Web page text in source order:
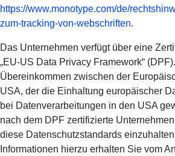
https://www.monotype.com/de/
zum-tracking-von-webschriften.
Das Unternehmen verfügt über eine
„EU-US Data Privacy Framework“
Übereinkommen zwischen der
USA, der die Einhaltung europäischer
bei Datenverarbeitungen in den USA
nach dem DPF zertifizierte
diese Datenschutzstandards
Informationen hierzu erhalten Sie vom